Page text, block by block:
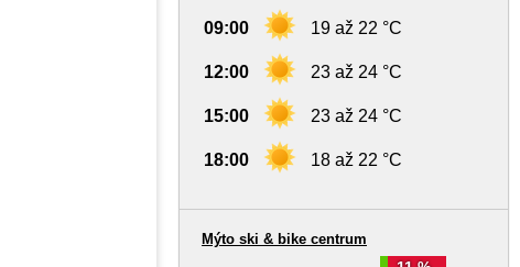
09:00 19 až 22 °C
12:00 23 až 24 °C
15:00 23 až 24 °C
18:00 18 až 22 °C
Mýto ski & bike centrum